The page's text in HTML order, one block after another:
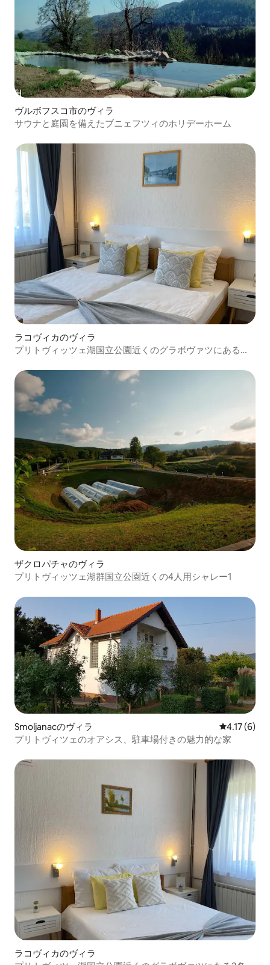
ヴルボフスコ市のヴィラ
サウナと庭園を備えたブニェフツィのホリデーホーム
ラコヴィカのヴィラ
プリトヴィッツェ湖国立公園近くのグラボヴァツにあるホ
ザクロパチャのヴィラ
プリトヴィッツェ湖群国立公園近くの4人用シャレー1
Smoljanacのヴィラ レビュー6
4.17 (6)
プリトヴィツェのオアシス、駐車場付きの魅力的な家
ラコヴィカのヴィラ